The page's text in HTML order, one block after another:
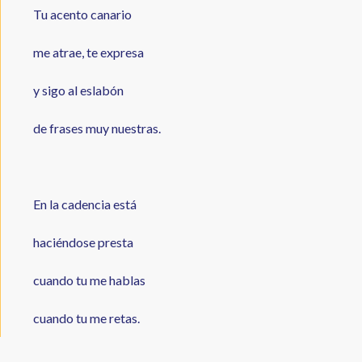
Tu acento canario
me atrae, te expresa
y sigo al eslabón
de frases muy nuestras.
En la cadencia está
haciéndose presta
cuando tu me hablas
cuando tu me retas.